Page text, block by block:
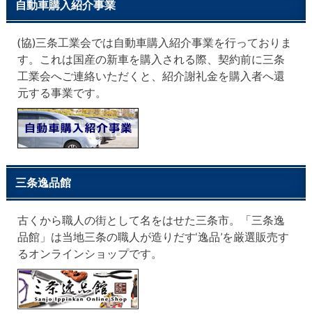
自動車購入紹介事業
(協)三条工業会では自動車購入紹介事業を行っておりま
す。これは国産の新車を購入される際、契約前に三条
工業会へご連絡いただくと、紹介謝礼金を購入者へ還
元する事業です。
三条逸品館
古くから職人の街として名をはせた三条市。「三条逸
品館」は当地三条の職人が造りだす‘逸品’を厳選販売す
るオンラインショップです。